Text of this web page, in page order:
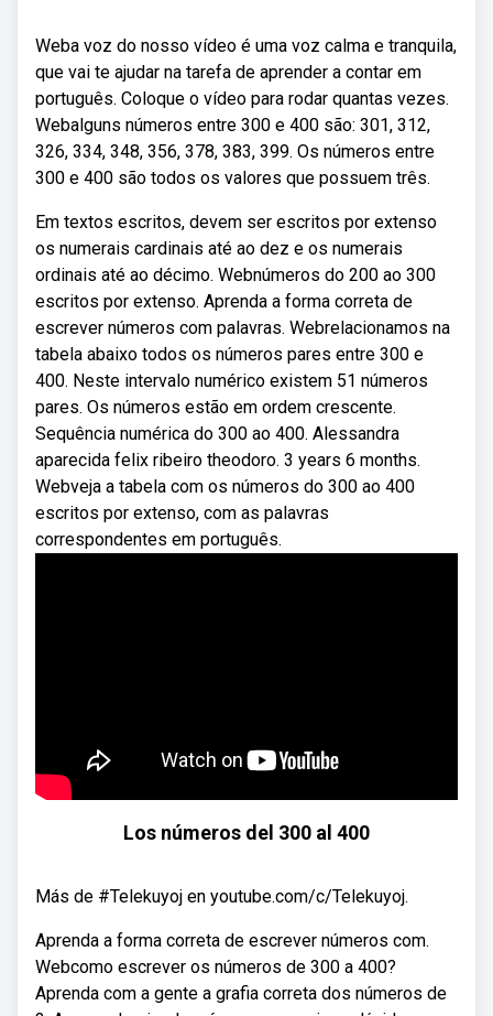
Weba voz do nosso vídeo é uma voz calma e tranquila,
que vai te ajudar na tarefa de aprender a contar em
português. Coloque o vídeo para rodar quantas vezes.
Webalguns números entre 300 e 400 são: 301, 312,
326, 334, 348, 356, 378, 383, 399. Os números entre
300 e 400 são todos os valores que possuem três.
Em textos escritos, devem ser escritos por extenso
os numerais cardinais até ao dez e os numerais
ordinais até ao décimo. Webnúmeros do 200 ao 300
escritos por extenso. Aprenda a forma correta de
escrever números com palavras. Webrelacionamos na
tabela abaixo todos os números pares entre 300 e
400. Neste intervalo numérico existem 51 números
pares. Os números estão em ordem crescente.
Sequência numérica do 300 ao 400. Alessandra
aparecida felix ribeiro theodoro. 3 years 6 months.
Webveja a tabela com os números do 300 ao 400
escritos por extenso, com as palavras
correspondentes em português.
Los números del 300 al 400
Más de #Telekuyoj en youtube.com/c/Telekuyoj.
Aprenda a forma correta de escrever números com.
Webcomo escrever os números de 300 a 400?
Aprenda com a gente a grafia correta dos números de